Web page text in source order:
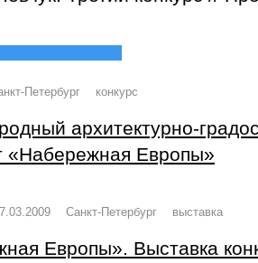
Петербург конкурс
архитектурно-
«Набережная Европы»
Санкт-Петербург выставка
Европы». Выставка